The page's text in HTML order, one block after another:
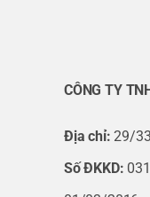
Nemicon
Nemicon
Nemicon
CÔNG TY
Địa chỉ: 29/
Số ĐKKD: